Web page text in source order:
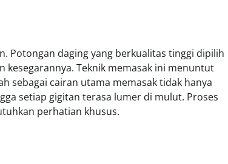
Potongan daging yang berkualitas tinggi dipilih
Teknik memasak ini menuntut
sebagai cairan utama memasak tidak hanya
setiap gigitan terasa lumer di mulut. Proses
perhatian khusus.